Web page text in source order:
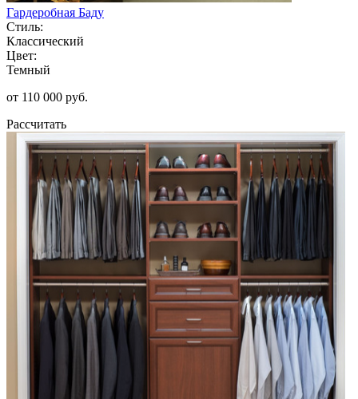
Гардеробная Баду
Стиль:
Классический
Цвет:
Темный
от 110 000 руб.
Рассчитать